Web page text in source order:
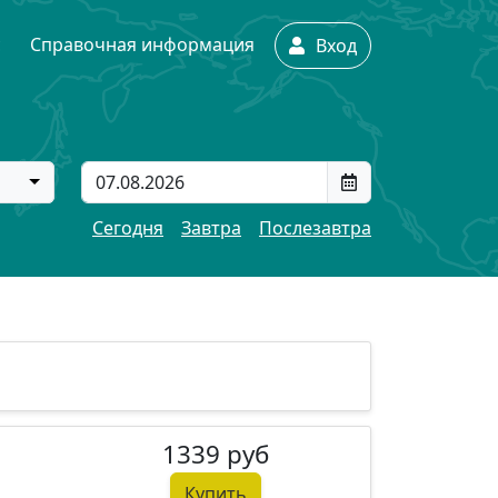
Справочная информация Вход
Сегодня Завтра Послезавтра
1339 руб